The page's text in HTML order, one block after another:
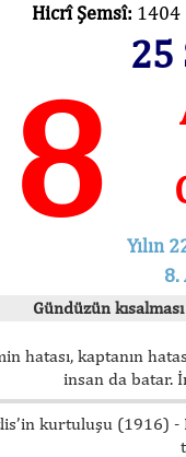
Hicrî Şemsî: 1404
25
8
Yılın
8.
Gündüzün
hatası, kaptanın
insan da batar.
kurtuluşu (1916) -